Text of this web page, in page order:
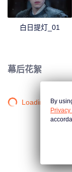
白日提灯_01
幕后花絮
Loading…By